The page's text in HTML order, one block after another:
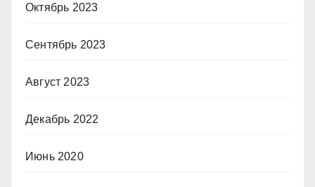
Октябрь 2023
Сентябрь 2023
Август 2023
Декабрь 2022
Июнь 2020